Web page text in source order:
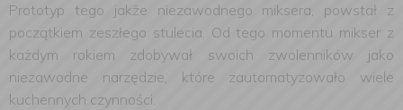
Prototyp tego jakże niezawodnego miksera, powstał z
początkiem zeszłego stulecia. Od tego momentu mikser z
każdym rokiem zdobywał swoich zwolenników jako
niezawodne narzędzie, które zautomatyzowało wiele
kuchennych czynności.